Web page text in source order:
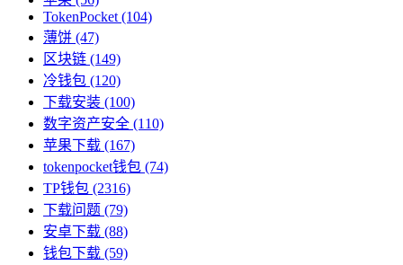
TokenPocket (104)
薄饼 (47)
区块链 (149)
冷钱包 (120)
下载安装 (100)
数字资产安全 (110)
苹果下载 (167)
tokenpocket钱包 (74)
TP钱包 (2316)
下载问题 (79)
安卓下载 (88)
钱包下载 (59)